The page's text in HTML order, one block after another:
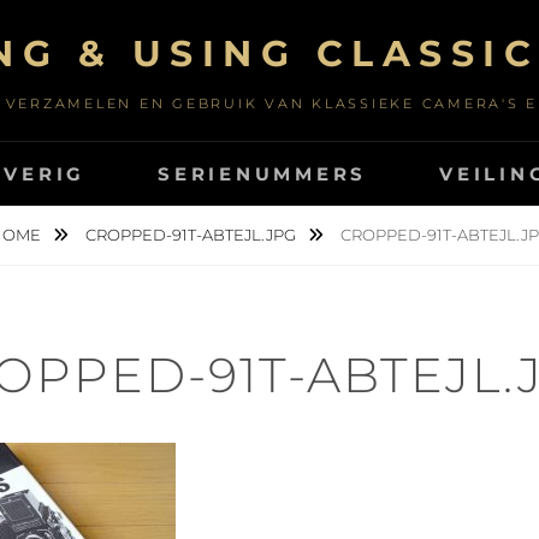
& USING
EN GEBRUIK VAN KLASSIEKE CAMERA'S
SERIENUMMERS
CROPPED-91T-ABTEJL.JPG CROPPED-91T-
91T-